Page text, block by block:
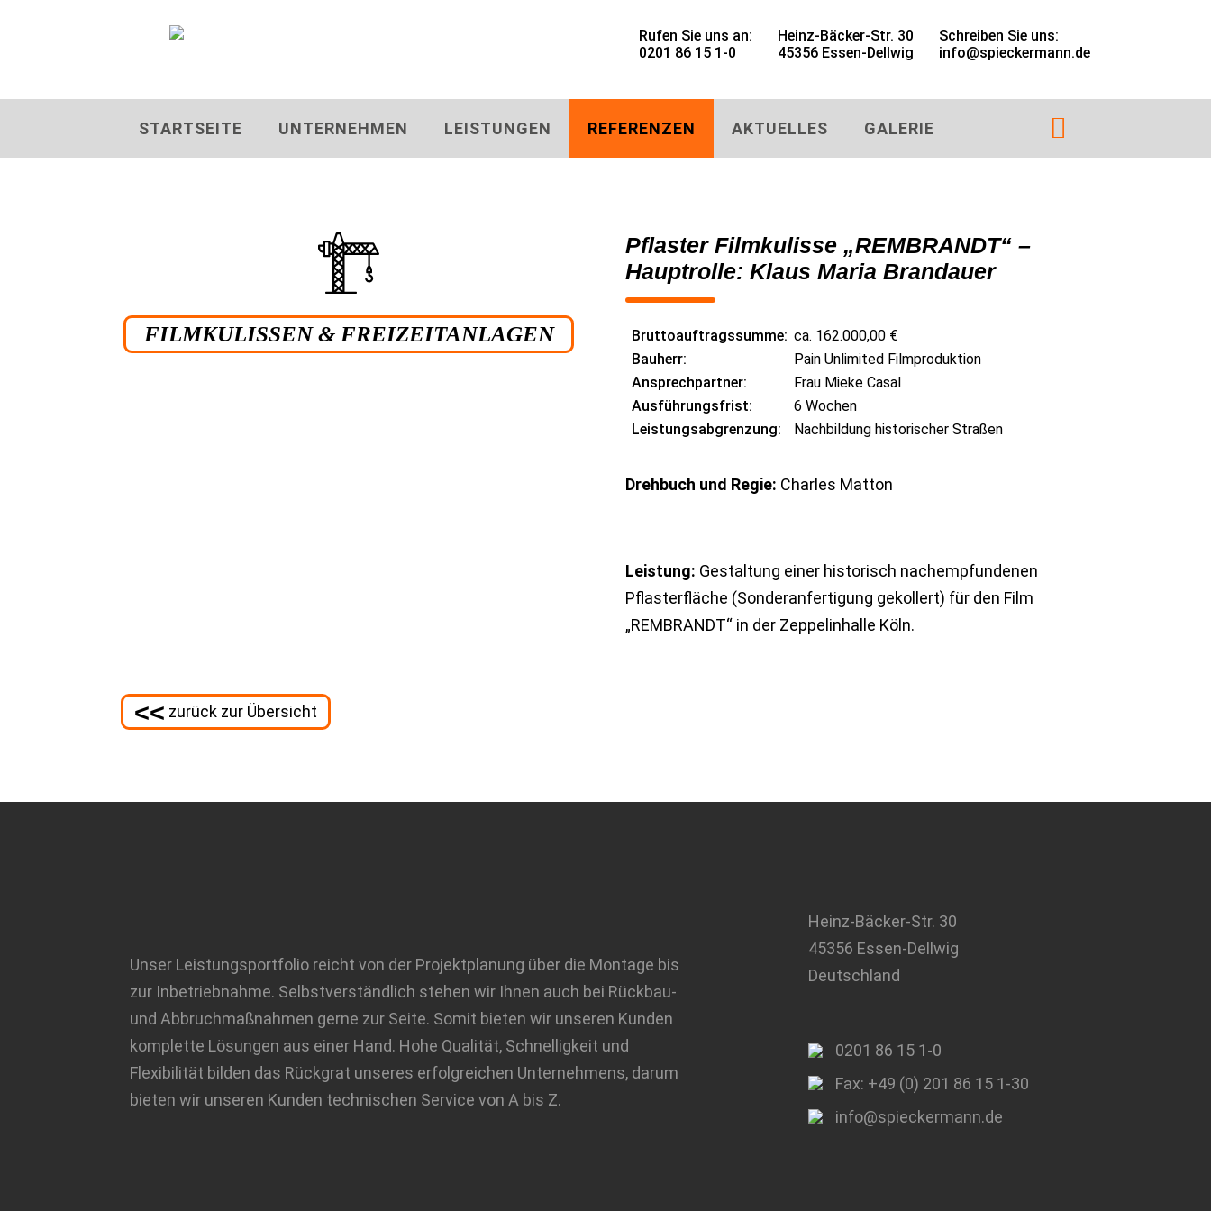
Rufen Sie uns an:
0201 86 15 1-0
Heinz-Bäcker-Str. 30
45356 Essen-Dellwig
Schreiben Sie uns:
info@spieckermann.de
STARTSEITE UNTERNEHMEN LEISTUNGEN REFERENZEN AKTUELLES GALERIE 
FILMKULISSEN & FREIZEITANLAGEN
Pflaster Filmkulisse „REMBRANDT“ –
Hauptrolle: Klaus Maria Brandauer
Bruttoauftragssumme: ca. 162.000,00 €
Bauherr:
Pain Unlimited Filmproduktion
Ansprechpartner:
Frau Mieke Casal
Ausführungsfrist:
6 Wochen
Leistungsabgrenzung:
Nachbildung historischer Straßen
Drehbuch und Regie: Charles Matton
Leistung: Gestaltung einer historisch nachempfundenen
Pflasterfläche (Sonderanfertigung gekollert) für den Film
„REMBRANDT“ in der Zeppelinhalle Köln.
<< zurück zur Übersicht
Unser Leistungsportfolio reicht von der Projektplanung über die Montage bis
zur Inbetriebnahme. Selbstverständlich stehen wir Ihnen auch bei Rückbau-
und Abbruchmaßnahmen gerne zur Seite. Somit bieten wir unseren Kunden
komplette Lösungen aus einer Hand. Hohe Qualität, Schnelligkeit und
Flexibilität bilden das Rückgrat unseres erfolgreichen Unternehmens, darum
bieten wir unseren Kunden technischen Service von A bis Z.
Heinz-Bäcker-Str. 30
45356 Essen-Dellwig
Deutschland
0201 86 15 1-0
Fax: +49 (0) 201 86 15 1-30
info@spieckermann.de